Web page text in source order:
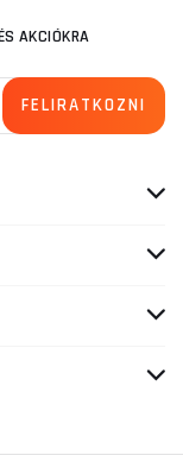
AKCIÓKRA